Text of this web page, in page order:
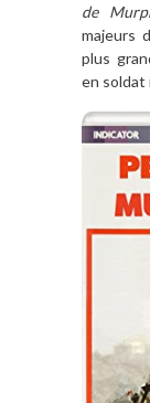
de
majeurs
plus
en soldat